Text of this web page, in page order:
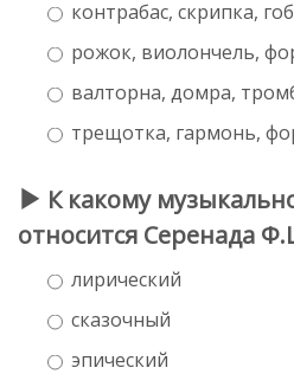
контрабас, скрипка,
рожок, виолончель,
валторна, домра,
трещотка, гармонь,
К какому
относится Серенада
лирический
сказочный
эпический